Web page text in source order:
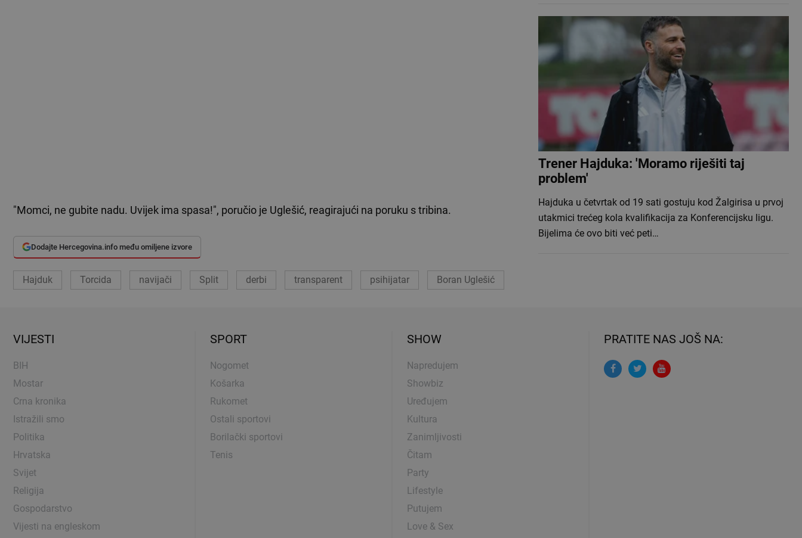
"Momci, ne gubite nadu. Uvijek ima spasa!", poručio je Uglešić, reagirajući na poruku s tribina.
Dodajte Hercegovina.info među omiljene izvore
Hajduk Torcida navijači Split derbi transparent psihijatar Boran Uglešić
Trener Hajduka: 'Moramo riješiti taj
problem'
Hajduka u četvrtak od 19 sati gostuju kod Žalgirisa u prvoj
utakmici trećeg kola kvalifikacija za Konferencijsku ligu.
Bijelima će ovo biti već peti…
VIJESTI
BIH
Mostar
Crna kronika
Istražili smo
Politika
Hrvatska
Svijet
Religija
Gospodarstvo
Vijesti na engleskom
SPORT
Nogomet
Košarka
Rukomet
Ostali sportovi
Borilački sportovi
Tenis
SHOW
Napredujem
Showbiz
Uređujem
Kultura
Zanimljivosti
Čitam
Party
Lifestyle
Putujem
Love & Sex
PRATITE NAS JOŠ NA: